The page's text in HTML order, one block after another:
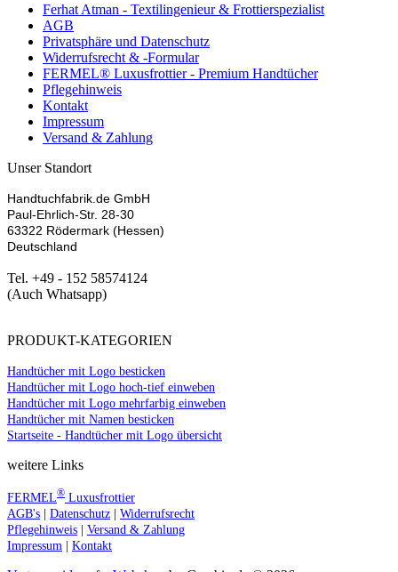
Ferhat Atman - Textilingenieur & Frottierspezialist
AGB
Privatsphäre und Datenschutz
Widerrufsrecht & -Formular
FERMEL® Luxusfrottier - Premium Handtücher
Pflegehinweis
Kontakt
Impressum
Versand & Zahlung
Unser Standort
Handtuchfabrik.de GmbH
Paul-Ehrlich-Str. 28-30
63322 Rödermark (Hessen)
Deutschland
Tel. +49 - 152 58574124
(Auch Whatsapp)
PRODUKT-KATEGORIEN
Handtücher mit Logo besticken
Handtücher mit Logo hoch-tief einweben
Handtücher mit Logo mehrfarbig einweben
Handtücher mit Namen besticken
Startseite - Handtücher mit Logo übersicht
weitere Links
FERMEL® Luxusfrottier
AGB's | Datenschutz | Widerrufsrecht
Pflegehinweis | Versand & Zahlung
Impressum | Kontakt